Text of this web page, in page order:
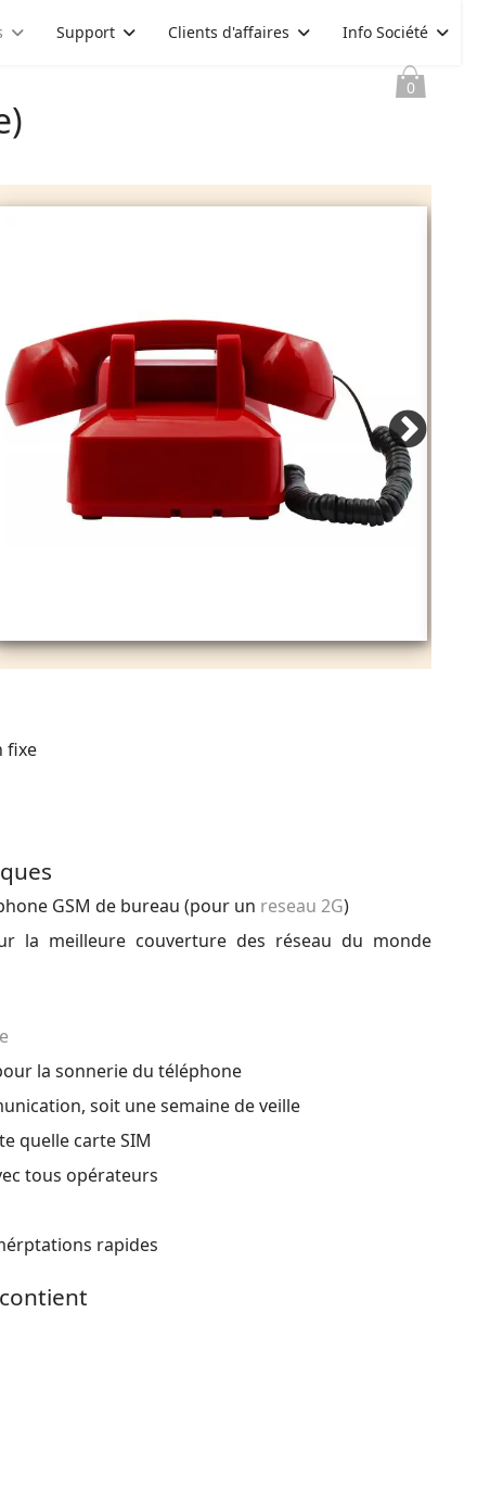
0
Support Clients d'affaires Info Société
fixe
GSM de bureau (pour un reseau 2G)
la meilleure couverture des réseau du monde
la sonnerie du téléphone
soit une semaine de veille
quelle carte SIM
tous opérateurs
rapides